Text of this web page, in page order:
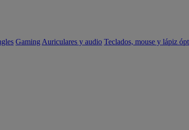
Gaming Auriculares y audio Teclados, mouse y lápiz